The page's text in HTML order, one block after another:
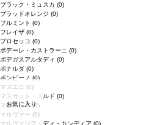
お気に入り
ブラック・ミュスカ (0)
ブラッドオレンジ (0)
フルミント (0)
フレイザ (0)
プロセッコ (0)
ポデーレ・カストラーニ (0)
ボデガスアルタディ (0)
ボナルダ (0)
ボンビーノ (0)
マズエロ (0)
マスカット・ゴルド (0)
マラグジア(0)
マルヴァー (0)